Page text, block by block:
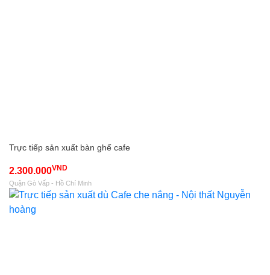
Trực tiếp sản xuất bàn ghế cafe
2.300.000VND
Quận Gò Vấp - Hồ Chí Minh